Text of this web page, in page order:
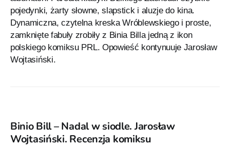
pojedynki, żarty słowne, slapstick i aluzje do kina.
Dynamiczna, czytelna kreska Wróblewskiego i proste,
zamknięte fabuły zrobiły z Binia Billa jedną z ikon
polskiego komiksu PRL. Opowieść kontynuuje Jarosław
Wojtasiński.
Binio Bill – Nadal w siodle. Jarosław
Wojtasiński. Recenzja komiksu